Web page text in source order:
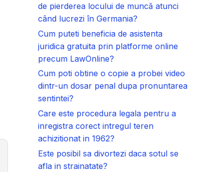
de pierderea locului de muncă atunci
când lucrezi în Germania?
Cum puteti beneficia de asistenta
juridica gratuita prin platforme online
precum LawOnline?
Cum poti obtine o copie a probei video
dintr-un dosar penal dupa pronuntarea
sentintei?
Care este procedura legala pentru a
inregistra corect intregul teren
achizitionat in 1962?
Este posibil sa divortezi daca sotul se
afla in strainatate?